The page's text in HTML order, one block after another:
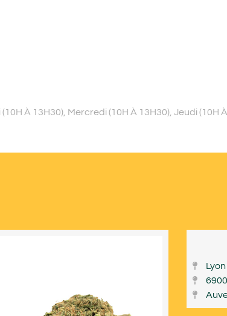
À 13H30), Mercredi (10H À 13H30), Jeudi (10H
Lyon